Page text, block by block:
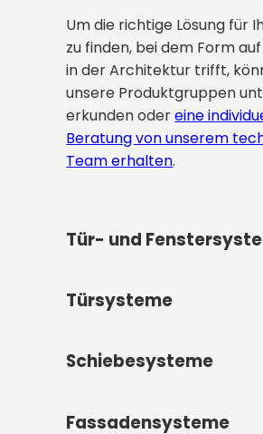
Um die richtige Lösung für
zu finden, bei dem Form
in der Architektur trifft,
unsere Produktgruppen
erkunden odereine
Beratung von unserem
Team erhalten.
Tür- und
Tür- und
Elemente, die ein
Außenwelt verbinden,
Wohnkomfort direkt
Türsysteme
Fenestra Türsysteme
Schiebesysteme
Schiebesysteme sind
Fassadensysteme